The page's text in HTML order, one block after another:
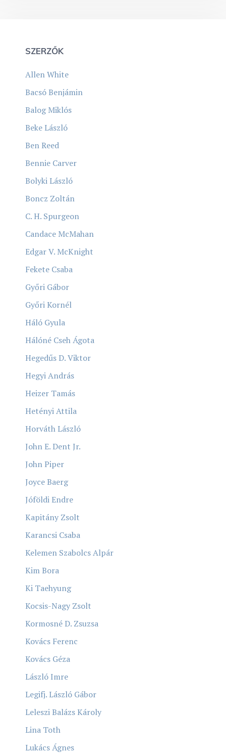
SZERZŐK
Allen White
Bacsó Benjámin
Balog Miklós
Beke László
Ben Reed
Bennie Carver
Bolyki László
Boncz Zoltán
C. H. Spurgeon
Candace McMahan
Edgar V. McKnight
Fekete Csaba
Győri Gábor
Győri Kornél
Háló Gyula
Hálóné Cseh Ágota
Hegedűs D. Viktor
Hegyi András
Heizer Tamás
Hetényi Attila
Horváth László
John E. Dent Jr.
John Piper
Joyce Baerg
Jóföldi Endre
Kapitány Zsolt
Karancsi Csaba
Kelemen Szabolcs Alpár
Kim Bora
Ki Taehyung
Kocsis-Nagy Zsolt
Kormosné D. Zsuzsa
Kovács Ferenc
Kovács Géza
László Imre
Legifj. László Gábor
Leleszi Balázs Károly
Lina Toth
Lukács Ágnes